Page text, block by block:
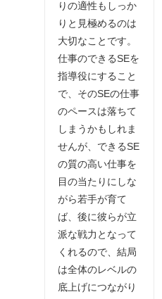
りの適性もしっか
りと見極めるのは
大切なことです。
仕事のできるSEを
指導役にすること
で、そのSEの仕事
のペースは落ちて
しまうかもしれま
せんが、できるSE
の質の高い仕事を
目の当たりにしな
がら若手が育て
ば、後に彼らが立
派な戦力となって
くれるので、結局
は全体のレベルの
底上げにつながり